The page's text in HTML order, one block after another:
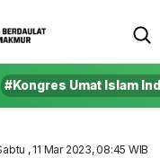
#Kongres Umat Islam
, 11 Mar 2023, 08:45 WIB